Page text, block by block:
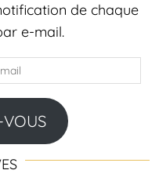
de chaque
e-mail.